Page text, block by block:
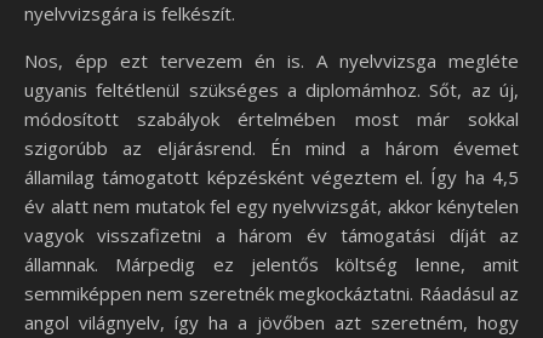
nyelvvizsgára is felkészít.
Nos, épp ezt tervezem én is. A nyelvvizsga megléte
ugyanis feltétlenül szükséges a diplomámhoz. Sőt, az új,
módosított szabályok értelmében most már sokkal
szigorúbb az eljárásrend. Én mind a három évemet
államilag támogatott képzésként végeztem el. Így ha 4,5
év alatt nem mutatok fel egy nyelvvizsgát, akkor kénytelen
vagyok visszafizetni a három év támogatási díját az
államnak. Márpedig ez jelentős költség lenne, amit
semmiképpen nem szeretnék megkockáztatni. Ráadásul az
angol világnyelv, így ha a jövőben azt szeretném, hogy